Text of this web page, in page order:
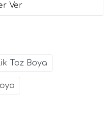
Ver
Toz Boya